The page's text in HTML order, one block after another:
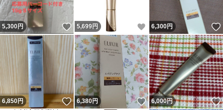
5,300円 いいね！
5,699円 いいね！
6,300円
6,850円 いいね！
6,380円 いいね！
6,000円